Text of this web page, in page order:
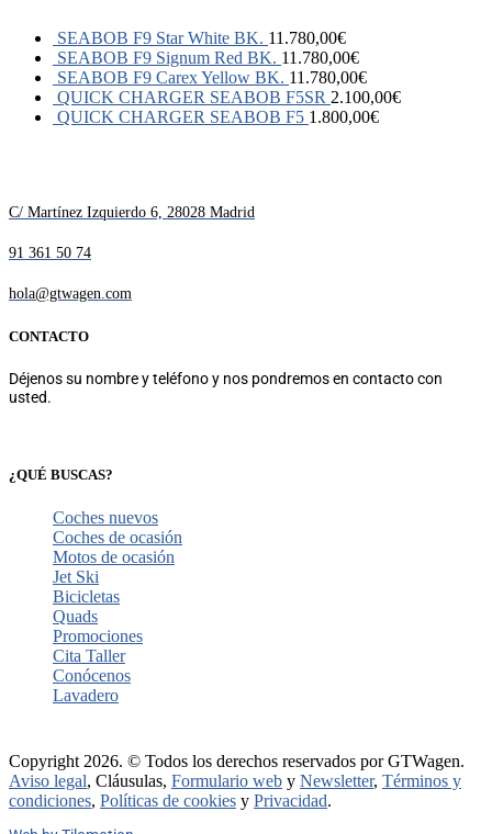
SEABOB F9 Star White BK. 11.780,00€
SEABOB F9 Signum Red BK. 11.780,00€
SEABOB F9 Carex Yellow BK. 11.780,00€
QUICK CHARGER SEABOB F5SR 2.100,00€
QUICK CHARGER SEABOB F5 1.800,00€
C/ Martínez Izquierdo 6, 28028 Madrid
91 361 50 74
hola@gtwagen.com
CONTACTO
Déjenos su nombre y teléfono y nos pondremos en contacto con
usted.
¿QUÉ BUSCAS?
Coches nuevos
Coches de ocasión
Motos de ocasión
Jet Ski
Bicicletas
Quads
Promociones
Cita Taller
Conócenos
Lavadero
Copyright 2026. © Todos los derechos reservados por GTWagen.
Aviso legal, Cláusulas, Formulario web y Newsletter, Términos y
condiciones, Políticas de cookies y Privacidad.